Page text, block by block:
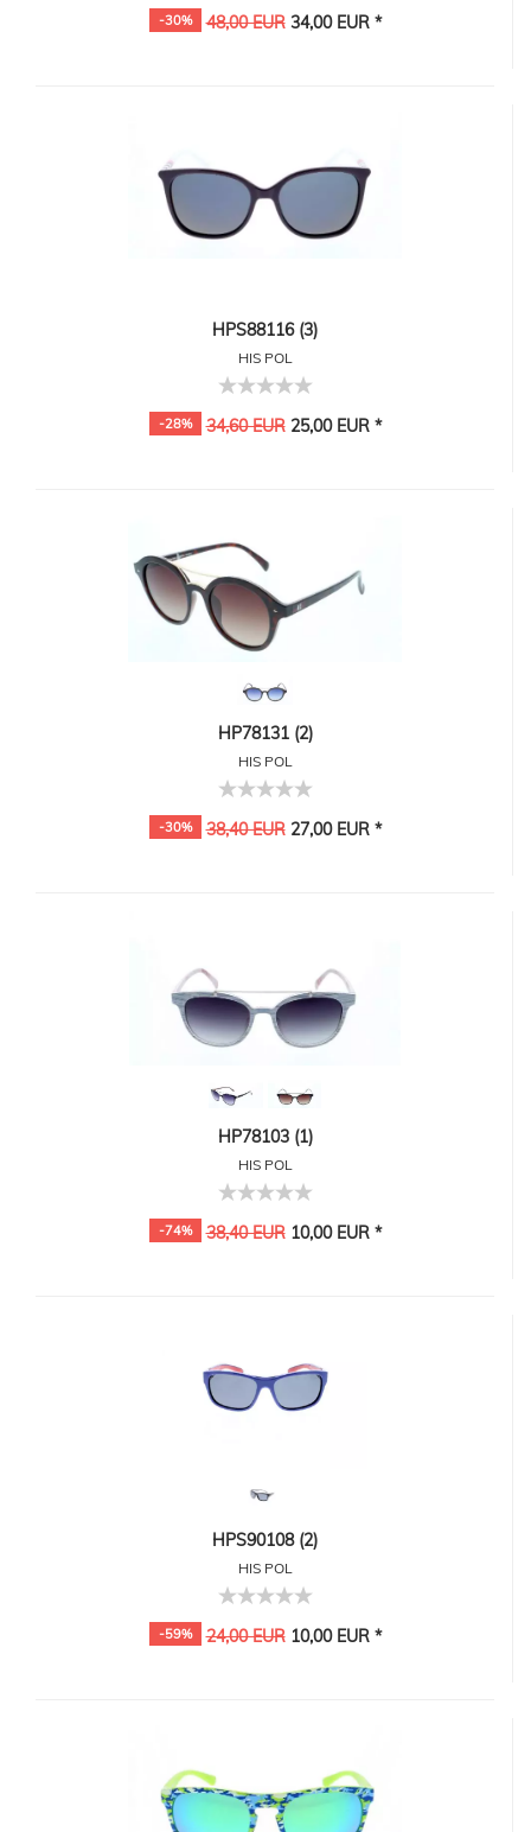
-30% 48,00 EUR34,00 EUR *
HPS88116 (3)
HIS POL
-28% 34,60 EUR25,00 EUR *
HP78131 (2)
HIS POL
-30% 38,40 EUR27,00 EUR *
HP78103 (1)
HIS POL
-74% 38,40 EUR10,00 EUR *
HPS90108 (2)
HIS POL
-59% 24,00 EUR10,00 EUR *